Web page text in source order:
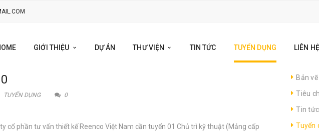
GIỚI THIỆU DỰ ÁN THƯ VIỆN TIN TỨC TUYỂN DỤNG LIÊN HỆ
TUYỂN DỤNG 0
cổ phần tư vấn thiết kế Reenco Việt Nam cần tuyển 01 Chủ trì kỹ thuật (Mảng cấp
Bản vẽ
Tiêu
Tin tức
Tuyển